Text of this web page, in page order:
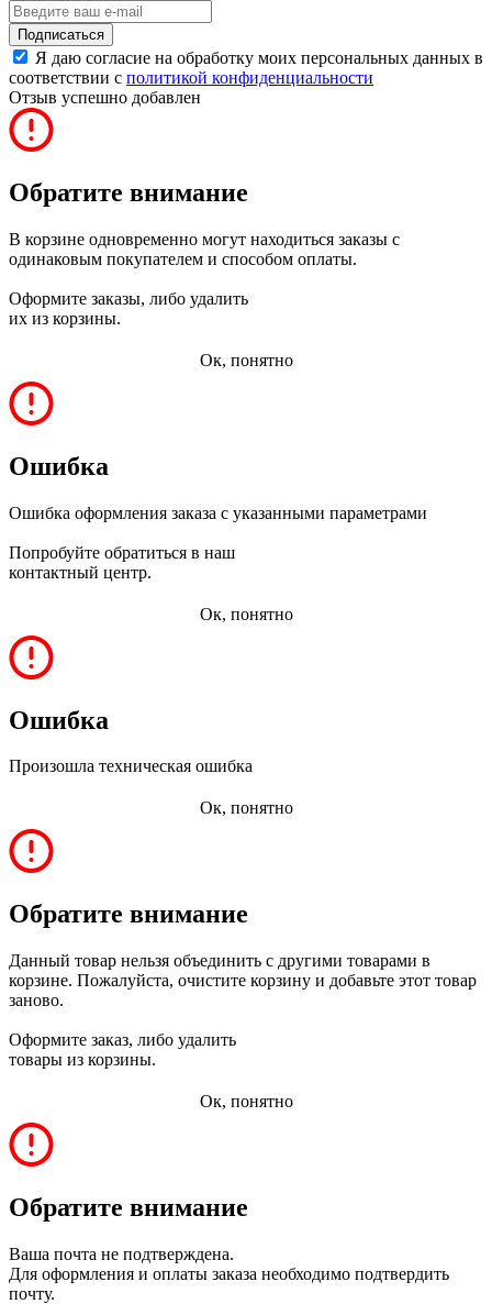
Подписаться
Я даю согласие на обработку моих персональных данных в
соответствии с политикой конфиденциальности
Отзыв успешно добавлен
Обратите внимание
В корзине одновременно могут находиться заказы с
одинаковым покупателем и способом оплаты.
Оформите заказы, либо удалить
их из корзины.
Ок, понятно
Ошибка
Ошибка оформления заказа с указанными параметрами
Попробуйте обратиться в наш
контактный центр.
Ок, понятно
Ошибка
Произошла техническая ошибка
Ок, понятно
Обратите внимание
Данный товар нельзя объединить с другими товарами в
корзине. Пожалуйста, очистите корзину и добавьте этот товар
заново.
Оформите заказ, либо удалить
товары из корзины.
Ок, понятно
Обратите внимание
Ваша почта не подтверждена.
Для оформления и оплаты заказа необходимо подтвердить
почту.